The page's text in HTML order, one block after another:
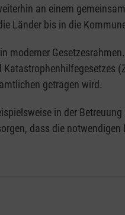
an einem
Länder bis in die
getragen wird.
in der
dass die